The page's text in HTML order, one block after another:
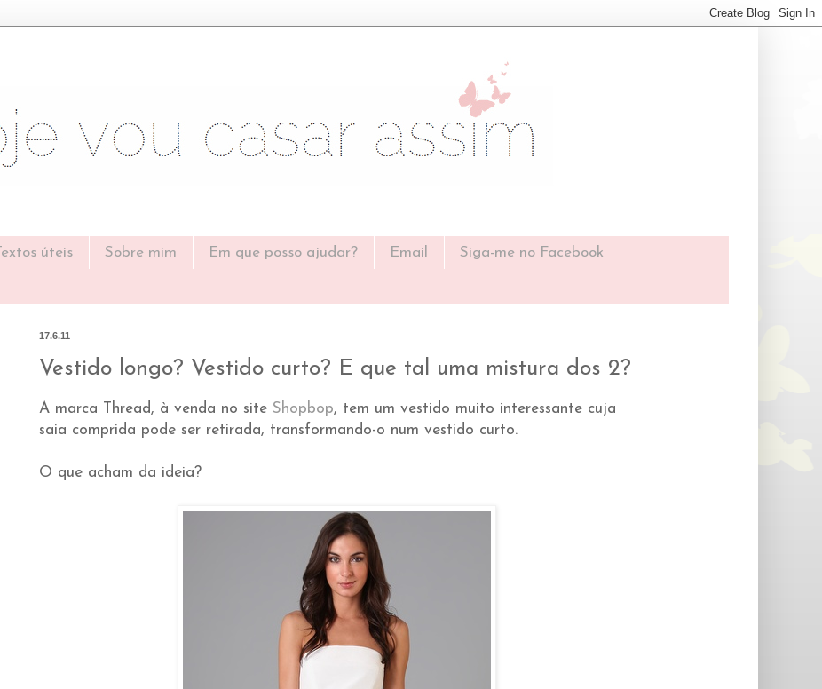
Textos úteis Sobre mim Em que posso ajudar? Email Siga-me no Facebook
17.6.11
Vestido longo? Vestido curto? E que tal uma mistura dos 2?
A marca Thread, à venda no site Shopbop, tem um vestido muito interessante cuja
saia comprida pode ser retirada, transformando-o num vestido curto.
O que acham da ideia?